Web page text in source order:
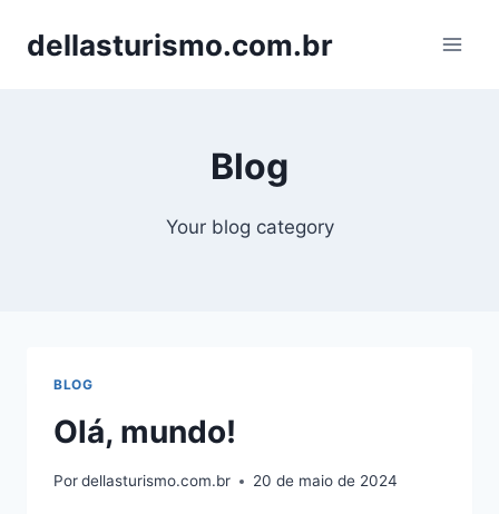
paradellasturismo.com.br
Blog
Your blog category
BLOG
Olá, mundo!
Pordellasturismo.com.br 20 de maio de 2024